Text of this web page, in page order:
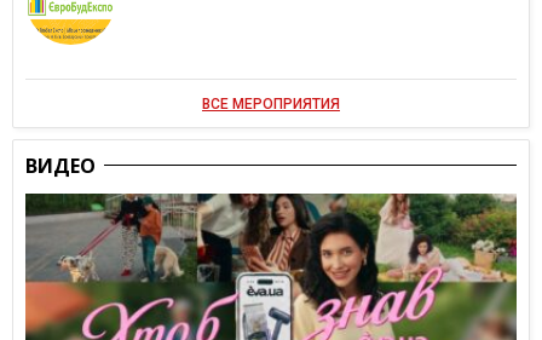
ВСЕ МЕРОПРИЯТИЯ
ВИДЕО